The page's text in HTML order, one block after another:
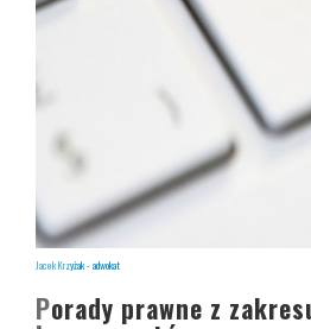
Jacek Krzyżak - adwokat
Porady prawne z